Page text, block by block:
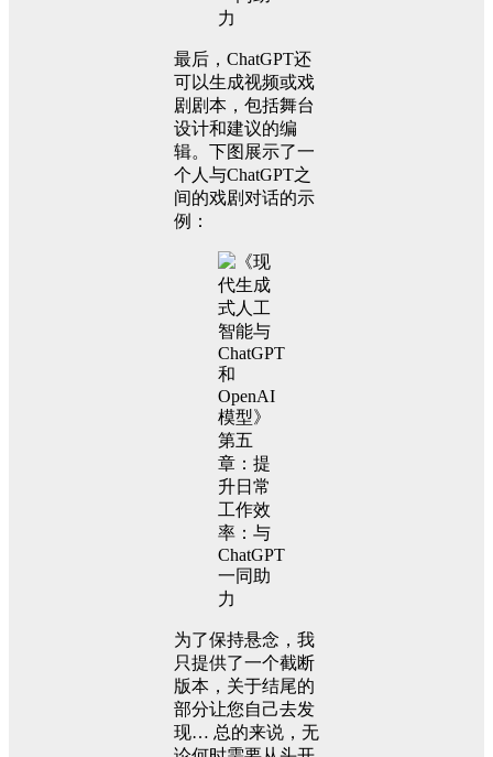
最后，ChatGPT还
可以生成视频或戏
剧剧本，包括舞台
设计和建议的编
辑。下图展示了一
个人与ChatGPT之
间的戏剧对话的示
例：
为了保持悬念，我
只提供了一个截断
版本，关于结尾的
部分让您自己去发
现… 总的来说，无